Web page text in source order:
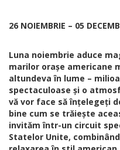
26 NOIEMBRIE – 05
Luna noiembrie aduce
marilor orașe americane
altundeva în lume –
spectaculoase și o
vă vor face să înțelegeți
bine cum se trăiește
invităm într-un circuit
Statelor Unite,